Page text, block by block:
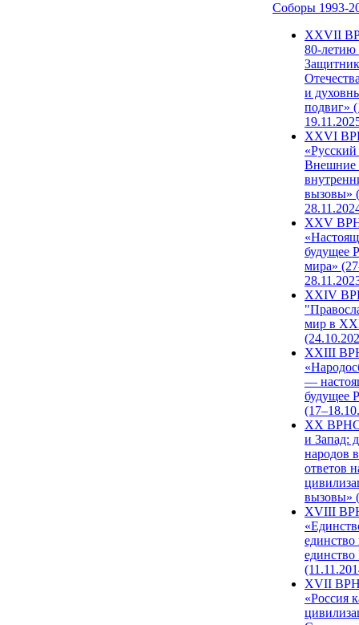
Соборы 1993-
ХХVII
80-
и
подвиг»
XXVI
Внешние
вызовы»
XXV
будущее
мира»
XXIV
мир в
XXIII
—
будущее
XX ВРНС
и Запад:
народов
ответов
вызовы»
XVIII
единство
единство
XVII
«Россия